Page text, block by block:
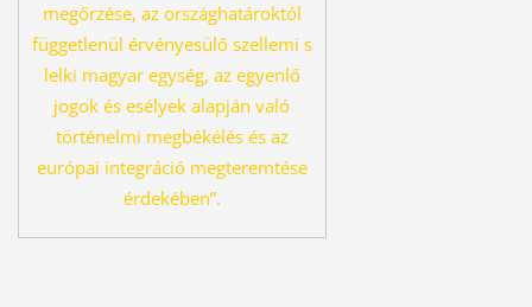
megőrzése, az országhatároktól
függetlenül érvényesülő szellemi s
lelki magyar egység, az egyenlő
jogok és esélyek alapján való
történelmi megbékélés és az
európai integráció megteremtése
érdekében”.